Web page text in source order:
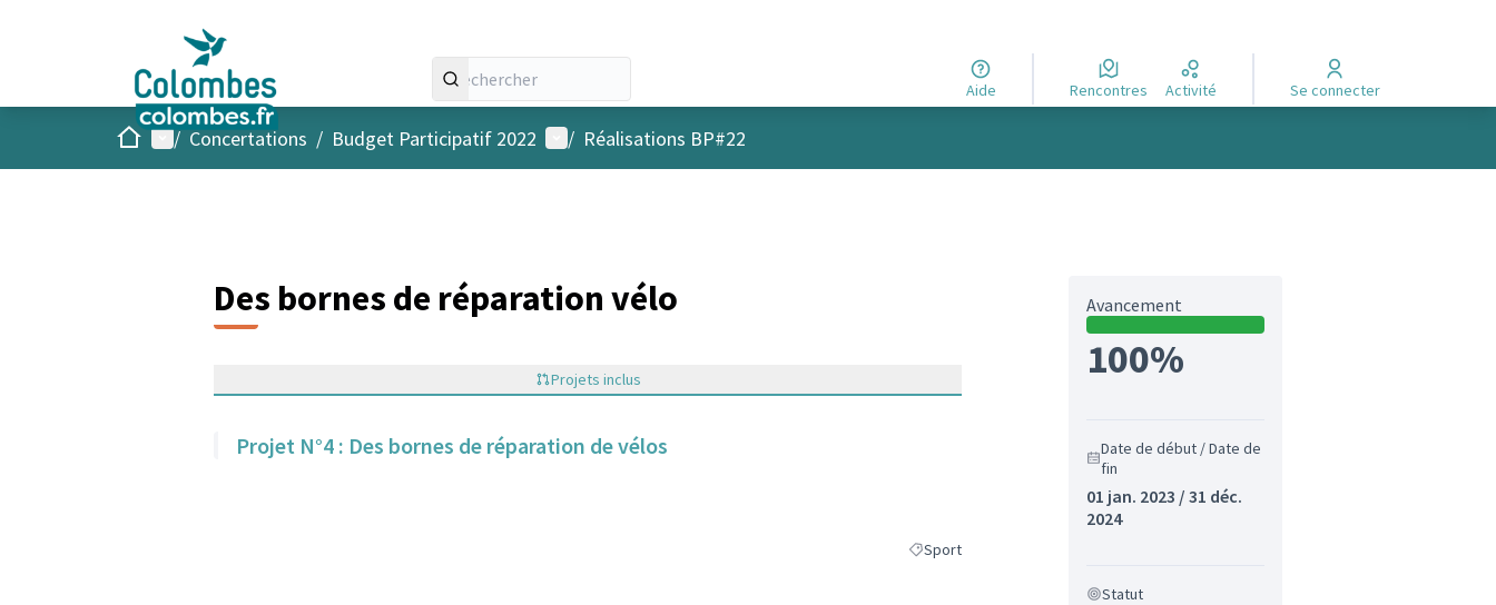
Aide Rencontres Activité Se connecter
AccueilMenu principal
/ Concertations / Budget Participatif 2022 Menu utilisateur
/ Réalisations BP#22
Des bornes de réparation vélo
Projets inclus
Projet N°4 : Des bornes de réparation de vélos
Filtrer les résultats de la catégorie : Sport
Sport
Avancement
100%
Date de début / Date de
fin
01 jan. 2023 / 31 déc.
2024
Statut